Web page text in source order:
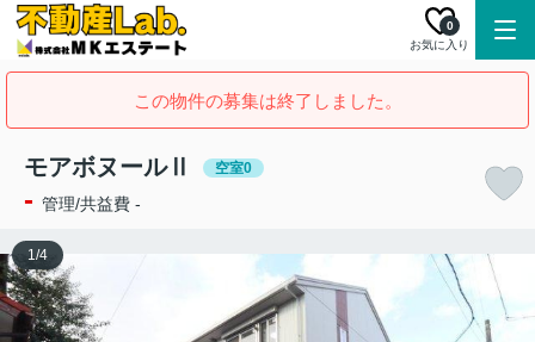
お気に入り
0
この物件の募集は終了しました。
モアボヌールⅡ 空室0
- 管理/共益費 -
1/4